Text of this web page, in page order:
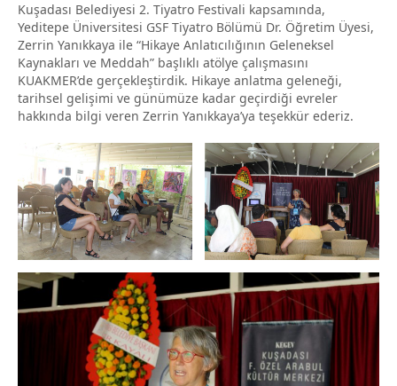
Kuşadası Belediyesi 2. Tiyatro Festivali kapsamında,
Yeditepe Üniversitesi GSF Tiyatro Bölümü Dr. Öğretim Üyesi,
Zerrin Yanıkkaya ile “Hikaye Anlatıcılığının Geleneksel
Kaynakları ve Meddah” başlıklı atölye çalışmasını
KUAKMER’de gerçekleştirdik. Hikaye anlatma geleneği,
tarihsel gelişimi ve günümüze kadar geçirdiği evreler
hakkında bilgi veren Zerrin Yanıkkaya’ya teşekkür ederiz.
Post
navigation